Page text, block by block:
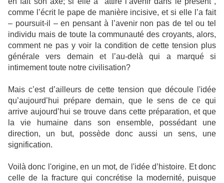
comme l’écrit le pape de manière incisive, et si elle l’a fait
– poursuit-il – en pensant à l’avenir non pas de tel ou tel
individu mais de toute la communauté des croyants, alors,
comment ne pas y voir la condition de cette tension plus
générale vers demain et l’au-delà qui a marqué si
intimement toute notre civilisation?
Mais c’est d’ailleurs de cette tension que découle l'idée
qu’aujourd’hui prépare demain, que le sens de ce qui
arrive aujourd’hui se trouve dans cette préparation, et que
la vie humaine dans son ensemble, possédant une
direction, un but, possède donc aussi un sens, une
signification.
Voilà donc l'origine, en un mot, de l'idée d’histoire. Et donc
celle de la fracture qui concrétise la modernité, puisque